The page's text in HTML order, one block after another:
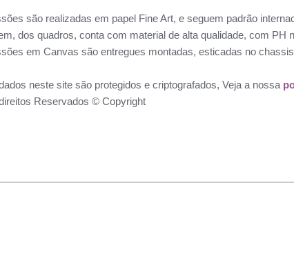
são realizadas em papel Fine Art, e seguem padrão
dos quadros, conta com material de alta qualidade, com PH
em Canvas são entregues montadas, esticadas no
neste site são protegidos e criptografados, Veja a nossa
Reservados © Copyright